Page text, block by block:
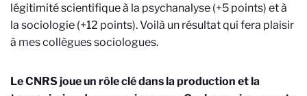
légitimité scientifique à la psychanalyse (+5 points) et à
la sociologie (+12 points). Voilà un résultat qui fera plaisir
à mes collègues sociologues.
Le CNRS joue un rôle clé dans la production et la